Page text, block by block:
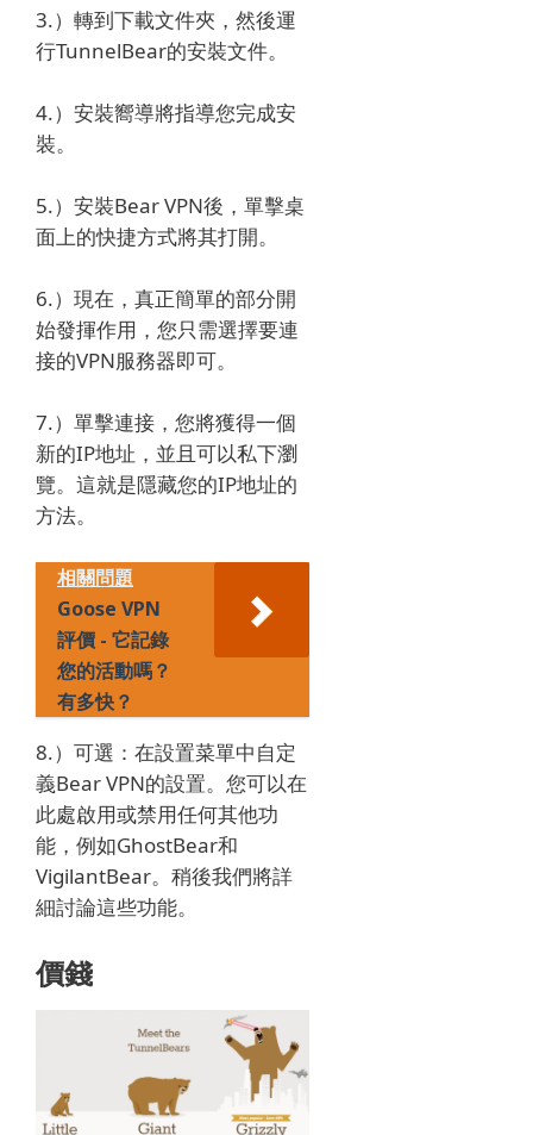
3.）轉到下載文件夾，然後運
行TunnelBear的安裝文件。
4.）安裝嚮導將指導您完成安
裝。
5.）安裝Bear VPN後，單擊桌
面上的快捷方式將其打開。
6.）現在，真正簡單的部分開
始發揮作用，您只需選擇要連
接的VPN服務器即可。
7.）單擊連接，您將獲得一個
新的IP地址，並且可以私下瀏
覽。 這就是隱藏您的IP地址的
方法。
相關問題
Goose VPN
評價 - 它記錄
您的活動嗎？
有多快？
8.）可選：在設置菜單中自定
義Bear VPN的設置。 您可以在
此處啟用或禁用任何其他功
能，例如GhostBear和
VigilantBear。 稍後我們將詳
細討論這些功能。
價錢